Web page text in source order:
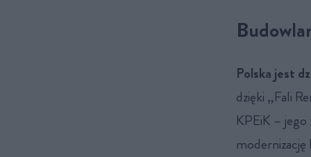
Polska jest
dzięki „Fali
KPEiK – jego